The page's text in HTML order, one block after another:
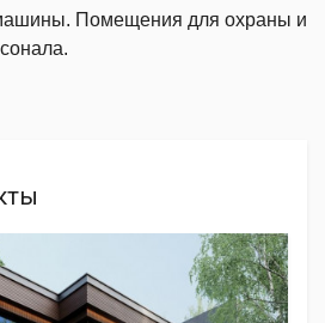
Помещения для охраны и